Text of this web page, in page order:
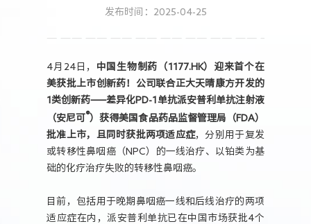
发布时间：2025-04-25
4月24日， 中国生物制药（1177.HK）迎来首个在
美获批上市创新药！公司联合正大天晴康方开发的
1类创新药——差异化PD-1单抗派安普利单抗注射液
（安尼可 ®）获得美国食品药品监督管理局（FDA）
批准上市，且同时获批两项适应症，分别用于复发
或转移性鼻咽癌（NPC）的一线治疗、以铂类为基
础的化疗治疗失败的转移性鼻咽癌。
目前，包括用于晚期鼻咽癌一线和后线治疗的两项
适应症在内，派安普利单抗已在中国市场获批4个